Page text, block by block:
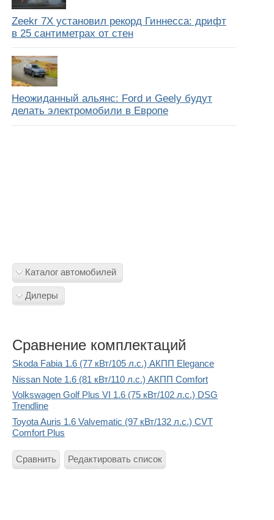
Zeekr 7X установил рекорд Гиннесса: дрифт
в 25 сантиметрах от стен
Неожиданный альянс: Ford и Geely будут
делать электромобили в Европе
Каталог автомобилей
Дилеры
Сравнение комплектаций
Skoda Fabia 1.6 (77 кВт/105 л.с.) АКПП Elegance
Nissan Note 1.6 (81 кВт/110 л.с.) АКПП Comfort
Volkswagen Golf Plus VI 1.6 (75 кВт/102 л.с.) DSG
Trendline
Toyota Auris 1.6 Valvematic (97 кВт/132 л.с.) CVT
Comfort Plus
Сравнить Редактировать список